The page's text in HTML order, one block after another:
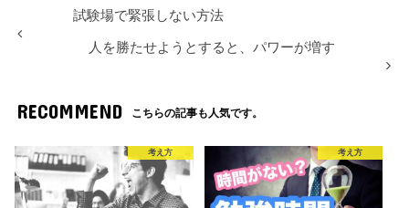
試験場で緊張しない方法
人を勝たせようとすると、パワーが増す
RECOMMEND こちらの記事も人気です。
考え方 考え方